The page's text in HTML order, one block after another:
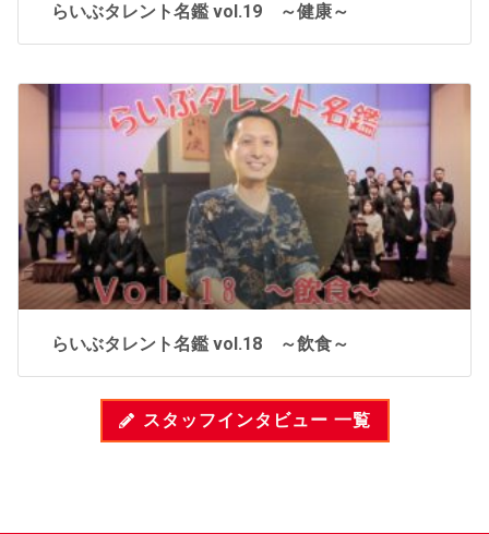
らいぶタレント名鑑 vol.19 ～健康～
らいぶタレント名鑑 vol.18 ～飲食～
スタッフインタビュー 一覧